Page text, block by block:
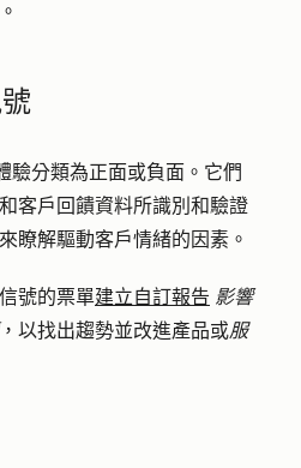
驗分類為正面或負面。它們
客戶回饋資料所識別和驗證
瞭解驅動客戶情緒的因素。
號的票單建立自訂報告 影響
，以找出趨勢並改進產品或服